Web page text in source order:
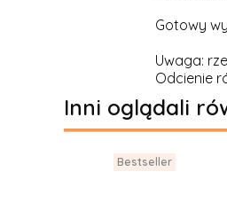
Gotowy
Uwaga:
Odcienie
Inni oglądali
Bestseller